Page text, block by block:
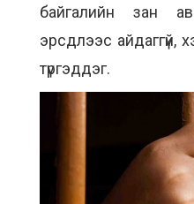
байгалийн зан
эрсдлээс айдаггүй,
түргэддэг.